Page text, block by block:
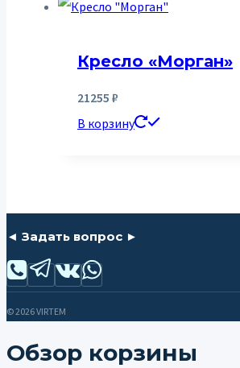
Кресло «Морган»
21255 ₽
В корзину
◄ Задать вопрос ►
© 2026 VIRTEM
Обзор корзины